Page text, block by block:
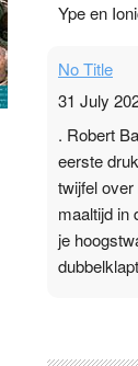
Ype en
No Title
31 July
. Robert
eerste
twijfel over
maaltijd in
je